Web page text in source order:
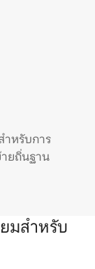
ำหรับการ
ยถิ่นฐาน
มสำหรับ